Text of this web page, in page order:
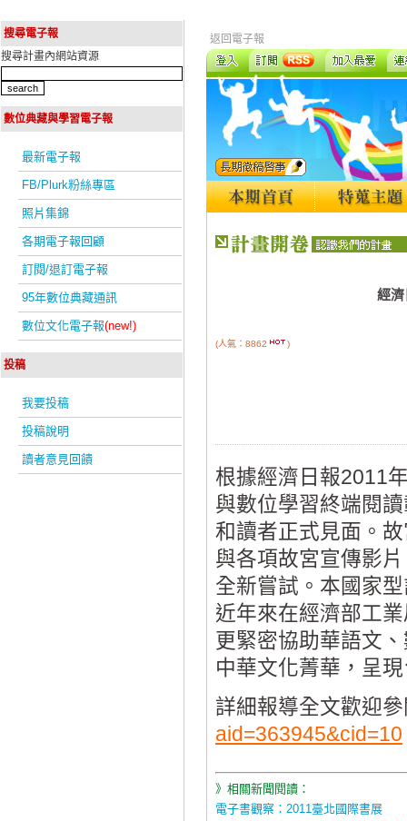
搜尋電子報
搜尋計畫內網站資源
數位典藏與學習電子報
最新電子報
FB/Plurk粉絲專區
照片集錦
各期電子報回顧
訂閱/退訂電子報
95年數位典藏通訊
數位文化電子報(new!)
投稿
我要投稿
投稿說明
讀者意見回饋
返回電子報
經
(人氣：8862 )
根據經濟日報2011
與數位學習終端閱
和讀者正式見面。
與各項故宮宣傳影
全新嘗試。本國家
近年來在經濟部工
更緊密協助華語文
中華文化菁華，呈
詳細報導全文歡迎
aid=363945&cid=10
》相關新聞閱讀：
電子書觀察：2011臺北國際書展